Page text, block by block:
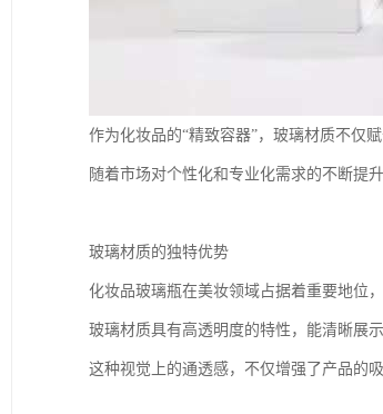
作为化妆品的“精致容器”，玻璃材质不仅
随着市场对个性化和专业化需求的不断提
玻璃材质的独特优势
化妆品玻璃瓶在美妆领域占据着重要地位
玻璃材质具有高透明度的特性，能清晰展
这种视觉上的通透感，不仅增强了产品的